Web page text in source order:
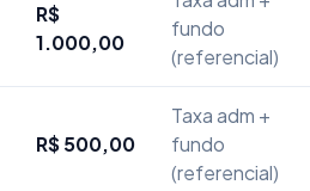
R$
1.000,00
fundo
(referencial)
R$ 500,00
Taxa adm +
fundo
(referencial)